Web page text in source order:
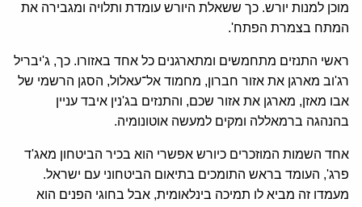
מוכן למנות יורש. כך ששאלת היורש עומדת ותלויה ומגבירה את
המתח בצמרת הפתח'.
ראשי התנזים מתחמשים ומתארגנים כל אחד באזורו. כך, ג'יבריל
רג'וב מארגן את אזור חברון, מחמוד אל־עאלול, הסגן הרשמי של
אבו מאזן, מארגן את אזור שכם, והתנזים בג'נין איבד עניין
בהנהגה ברמאללה ומקים למעשה אוטונומיה.
אחד השמות המוזכרים כיורש אפשרי הוא בכיר הביטחון מאג'ד
פרג', העומד בראש התומכים בתיאום הביטחוני עם ישראל.
מעמדו זה מביא לו תמיכה בינלאומית, אבל בחוגי הפנים הוא